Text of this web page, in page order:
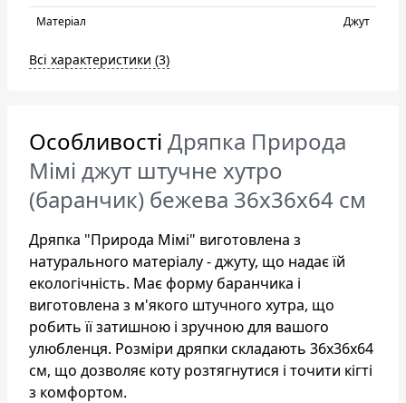
Матеріал
Джут
Всі характеристики (3)
Особливості Дряпка Природа
Мімі джут штучне хутро
(баранчик) бежева 36x36x64 см
Дряпка "Природа Мімі" виготовлена з
натурального матеріалу - джуту, що надає їй
екологічність. Має форму баранчика і
виготовлена з м'якого штучного хутра, що
робить її затишною і зручною для вашого
улюбленця. Розміри дряпки складають 36х36х64
см, що дозволяє коту розтягнутися і точити кігті
з комфортом.